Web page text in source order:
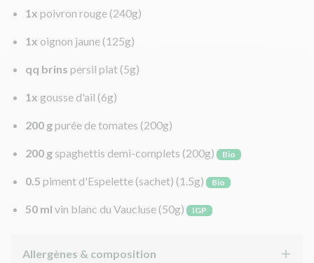
1x poivron rouge (240g)
1x oignon jaune (125g)
qq brins persil plat (5g)
1x gousse d'ail (6g)
200 gpurée de tomates (200g)
200 g spaghettis demi-complets (200g) Bio
0.5 piment d'Espelette (sachet) (1.5g) Bio
50 ml vin blanc du Vaucluse (50g) IGP
Allergènes & composition